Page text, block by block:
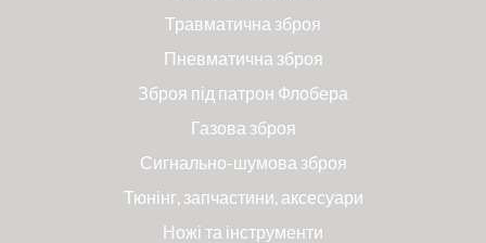
Травматична зброя
Пневматична зброя
Зброя під патрон Флобера
Газова зброя
Сигнально-шумова зброя
Тюнінг, запчастини, аксесуари
Ножі та інструменти